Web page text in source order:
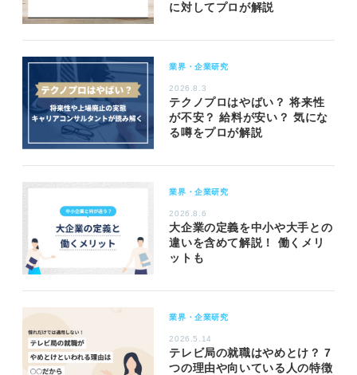
に対してプロが解説
業界・企業研究
2026.8.3
テクノプロはやばい？ 将来性
が不安？ 給料が安い？ 気にな
る噂をプロが解説
業界・企業研究
2026.8.6
大企業の定義を中小や大手との
違いを含めて解説！ 働くメリ
ットも
業界・企業研究
2026.5.14
テレビ局の就職はやめとけ？ 7
つの理由や向いている人の特徴